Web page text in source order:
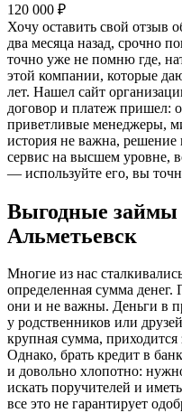
120 000 ₽
Хочу оставить свой отзыв
два месяца назад, срочно
точно уже не помню где,
этой компании, которые
лет. Нашел сайт
договор и платеж пришел:
приветливые менеджеры,
история не важна,
сервис на высшем уровне,
— используйте его, вы
Выгодные
Альметьевск
Многие из нас
определенная сумма
они и не важны. Деньги в
у родственников или
крупная сумма, приходится
Однако, брать кредит в
и довольно хлопотно:
искать поручителей и
все это не гарантирует